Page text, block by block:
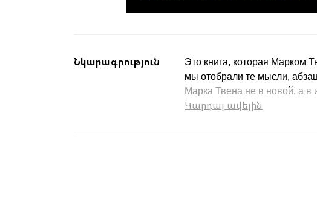
Նկարագրություն
Это книга, которая Марком
мы отобрали те мысли,
Марка Твена не в новой, а в
Կարդալ ավելին